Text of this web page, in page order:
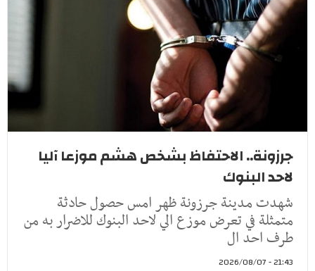
جرزونة.. الاحتفاظ بشخص هشم موزعا آليا
لاحد البنوك
شهدت مدينة جرزونة ظهر امس حصول حادثة
متمثلة في تعرض موزع الي لاحد البنوك للاضرار به من
طرف احد ال
21:43 - 2026/08/07